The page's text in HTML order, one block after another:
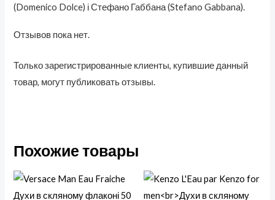
(Domenico Dolce) і Стефано Габбана (Stefano Gabbana).
Отзывов пока нет.
Только зарегистрированные клиенты, купившие данный
товар, могут публиковать отзывы.
Похожие товары